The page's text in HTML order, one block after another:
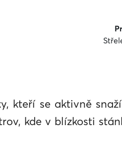
kteří se aktivně
kde v blízkosti